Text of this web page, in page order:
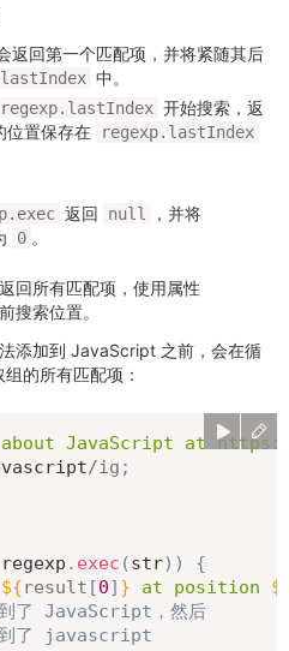
返回第一个匹配项，并将紧随其后
中。
regexp.lastIndex 开始搜索，返
位置保存在
regexp.lastIndex
返回 null ，并将
0 。
回所有匹配项，使用属性
搜索位置。
添加到 JavaScript 之前，会在循
的所有匹配项：
about JavaScript at
/ig ;
regexp . exec (str) )
{
${result [0] } at position
了 JavaScript，然后
了 javascript